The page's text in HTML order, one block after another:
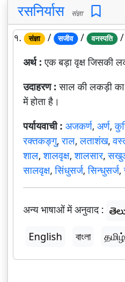
रसनिर्यास संज्ञा
१. संज्ञा / सजीव / वनस्पति /
अर्थ :एक बड़ा वृक्ष जिसकी
उदाहरण :साल की लकड़ी
में होता है।
पर्यायवाची : अजकर्ण, अर्ण,
रक्तकङ्गु,राल,लताशंख,
शाल,शालवृक्ष,शालसार,
सालवृक्ष,सिंधुसर्ज,सिन्धुसर्ज,
अन्य भाषाओं में अनुवाद :
English
বাংলা தமிழ்